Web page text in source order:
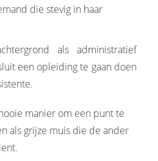
die stevig in haar
als administratief
een opleiding te gaan doen
manier om een punt te
als grijze muis die de ander